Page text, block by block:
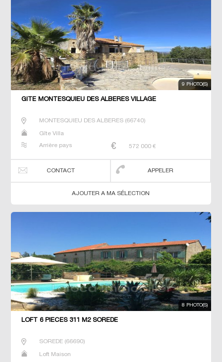
9 PHOTO(S)
GÎTE MONTESQUIEU DES ALBERES VILLAGE
MONTESQUIEU DES ALBERES(66740)
Gîte Villa
Arrière pays 572 000 €
CONTACT APPELER
AJOUTER A MA SÉLECTION
8 PHOTO(S)
LOFT 6 PIECES 311 M2 SOREDE
SOREDE(66690)
Loft Maison